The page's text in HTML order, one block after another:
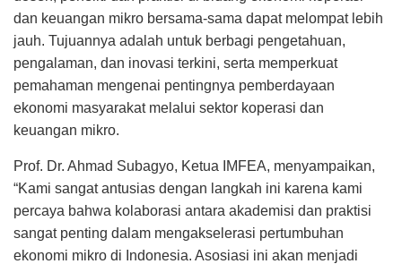
dan keuangan mikro bersama-sama dapat melompat lebih
jauh. Tujuannya adalah untuk berbagi pengetahuan,
pengalaman, dan inovasi terkini, serta memperkuat
pemahaman mengenai pentingnya pemberdayaan
ekonomi masyarakat melalui sektor koperasi dan
keuangan mikro.
Prof. Dr. Ahmad Subagyo, Ketua IMFEA, menyampaikan,
“Kami sangat antusias dengan langkah ini karena kami
percaya bahwa kolaborasi antara akademisi dan praktisi
sangat penting dalam mengakselerasi pertumbuhan
ekonomi mikro di Indonesia. Asosiasi ini akan menjadi